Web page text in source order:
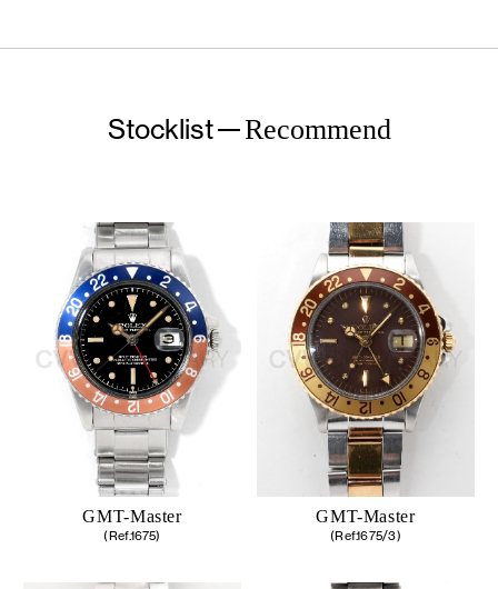
Stocklist Recommend
GMT-Master
(Ref.1675)
GMT-Master
(Ref.1675/3)